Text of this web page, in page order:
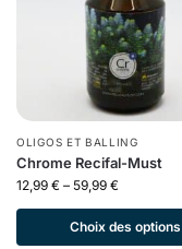
OLIGOS ET BALLING
Chrome Recifal-Must
12,99 € – 59,99 €
Choix des options